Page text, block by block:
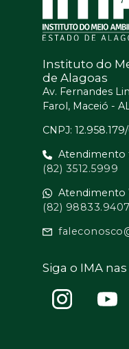
Instituto do
de Alagoas
Av. Fernandes
Farol, Maceió -
CNPJ:
Atendimento
(82) 3512.5999
Atendimento
(82) 98833.9407
Siga o IMA